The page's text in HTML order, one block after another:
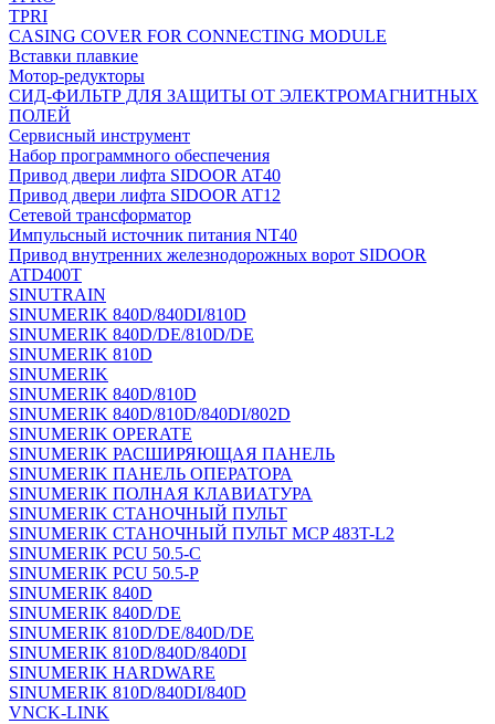
TPRI
CASING COVER FOR CONNECTING MODULE
Вставки плавкие
Мотор-редукторы
СИД-ФИЛЬТР ДЛЯ ЗАЩИТЫ ОТ ЭЛЕКТРОМАГНИТНЫХ
ПОЛЕЙ
Сервисный инструмент
Набор программного обеспечения
Привод двери лифта SIDOOR AT40
Привод двери лифта SIDOOR AT12
Сетевой трансформатор
Импульсный источник питания NT40
Привод внутренних железнодорожных ворот SIDOOR
ATD400T
SINUTRAIN
SINUMERIK 840D/840DI/810D
SINUMERIK 840D/DE/810D/DE
SINUMERIK 810D
SINUMERIK
SINUMERIK 840D/810D
SINUMERIK 840D/810D/840DI/802D
SINUMERIK OPERATE
SINUMERIK РАСШИРЯЮЩАЯ ПАНЕЛЬ
SINUMERIK ПАНЕЛЬ ОПЕРАТОРА
SINUMERIK ПОЛНАЯ КЛАВИАТУРА
SINUMERIK СТАНОЧНЫЙ ПУЛЬТ
SINUMERIK СТАНОЧНЫЙ ПУЛЬТ MCP 483T-L2
SINUMERIK PCU 50.5-C
SINUMERIK PCU 50.5-P
SINUMERIK 840D
SINUMERIK 840D/DE
SINUMERIK 810D/DE/840D/DE
SINUMERIK 810D/840D/840DI
SINUMERIK HARDWARE
SINUMERIK 810D/840DI/840D
VNCK-LINK